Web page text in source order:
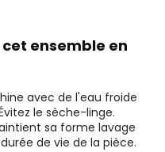
ensemble en
avec de l'eau froide
le sèche-linge.
sa forme lavage
de vie de la pièce.